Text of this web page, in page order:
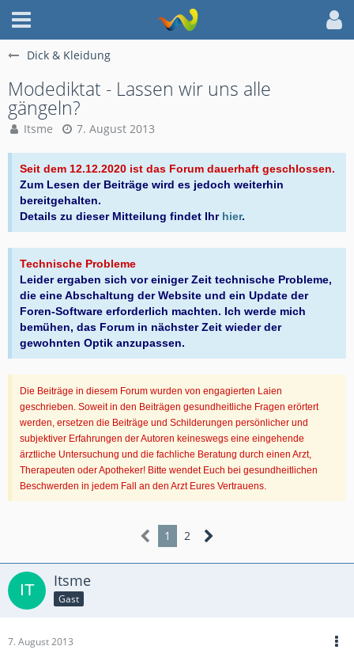
Dick & Kleidung
Modediktat - Lassen wir uns alle
gängeln?
Itsme 7. August 2013
Seit dem 12.12.2020 ist das Forum dauerhaft geschlossen.
Zum Lesen der Beiträge wird es jedoch weiterhin
bereitgehalten.
Details zu dieser Mitteilung findet Ihr hier.
Technische Probleme
Leider ergaben sich vor einiger Zeit technische Probleme,
die eine Abschaltung der Website und ein Update der
Foren-Software erforderlich machten. Ich werde mich
bemühen, das Forum in nächster Zeit wieder der
gewohnten Optik anzupassen.
Die Beiträge in diesem Forum wurden von engagierten Laien
geschrieben. Soweit in den Beiträgen gesundheitliche Fragen erörtert
werden, ersetzen die Beiträge und Schilderungen persönlicher und
subjektiver Erfahrungen der Autoren keineswegs eine eingehende
ärztliche Untersuchung und die fachliche Beratung durch einen Arzt,
Therapeuten oder Apotheker! Bitte wendet Euch bei gesundheitlichen
Beschwerden in jedem Fall an den Arzt Eures Vertrauens.
1 2
Itsme
Gast
7. August 2013